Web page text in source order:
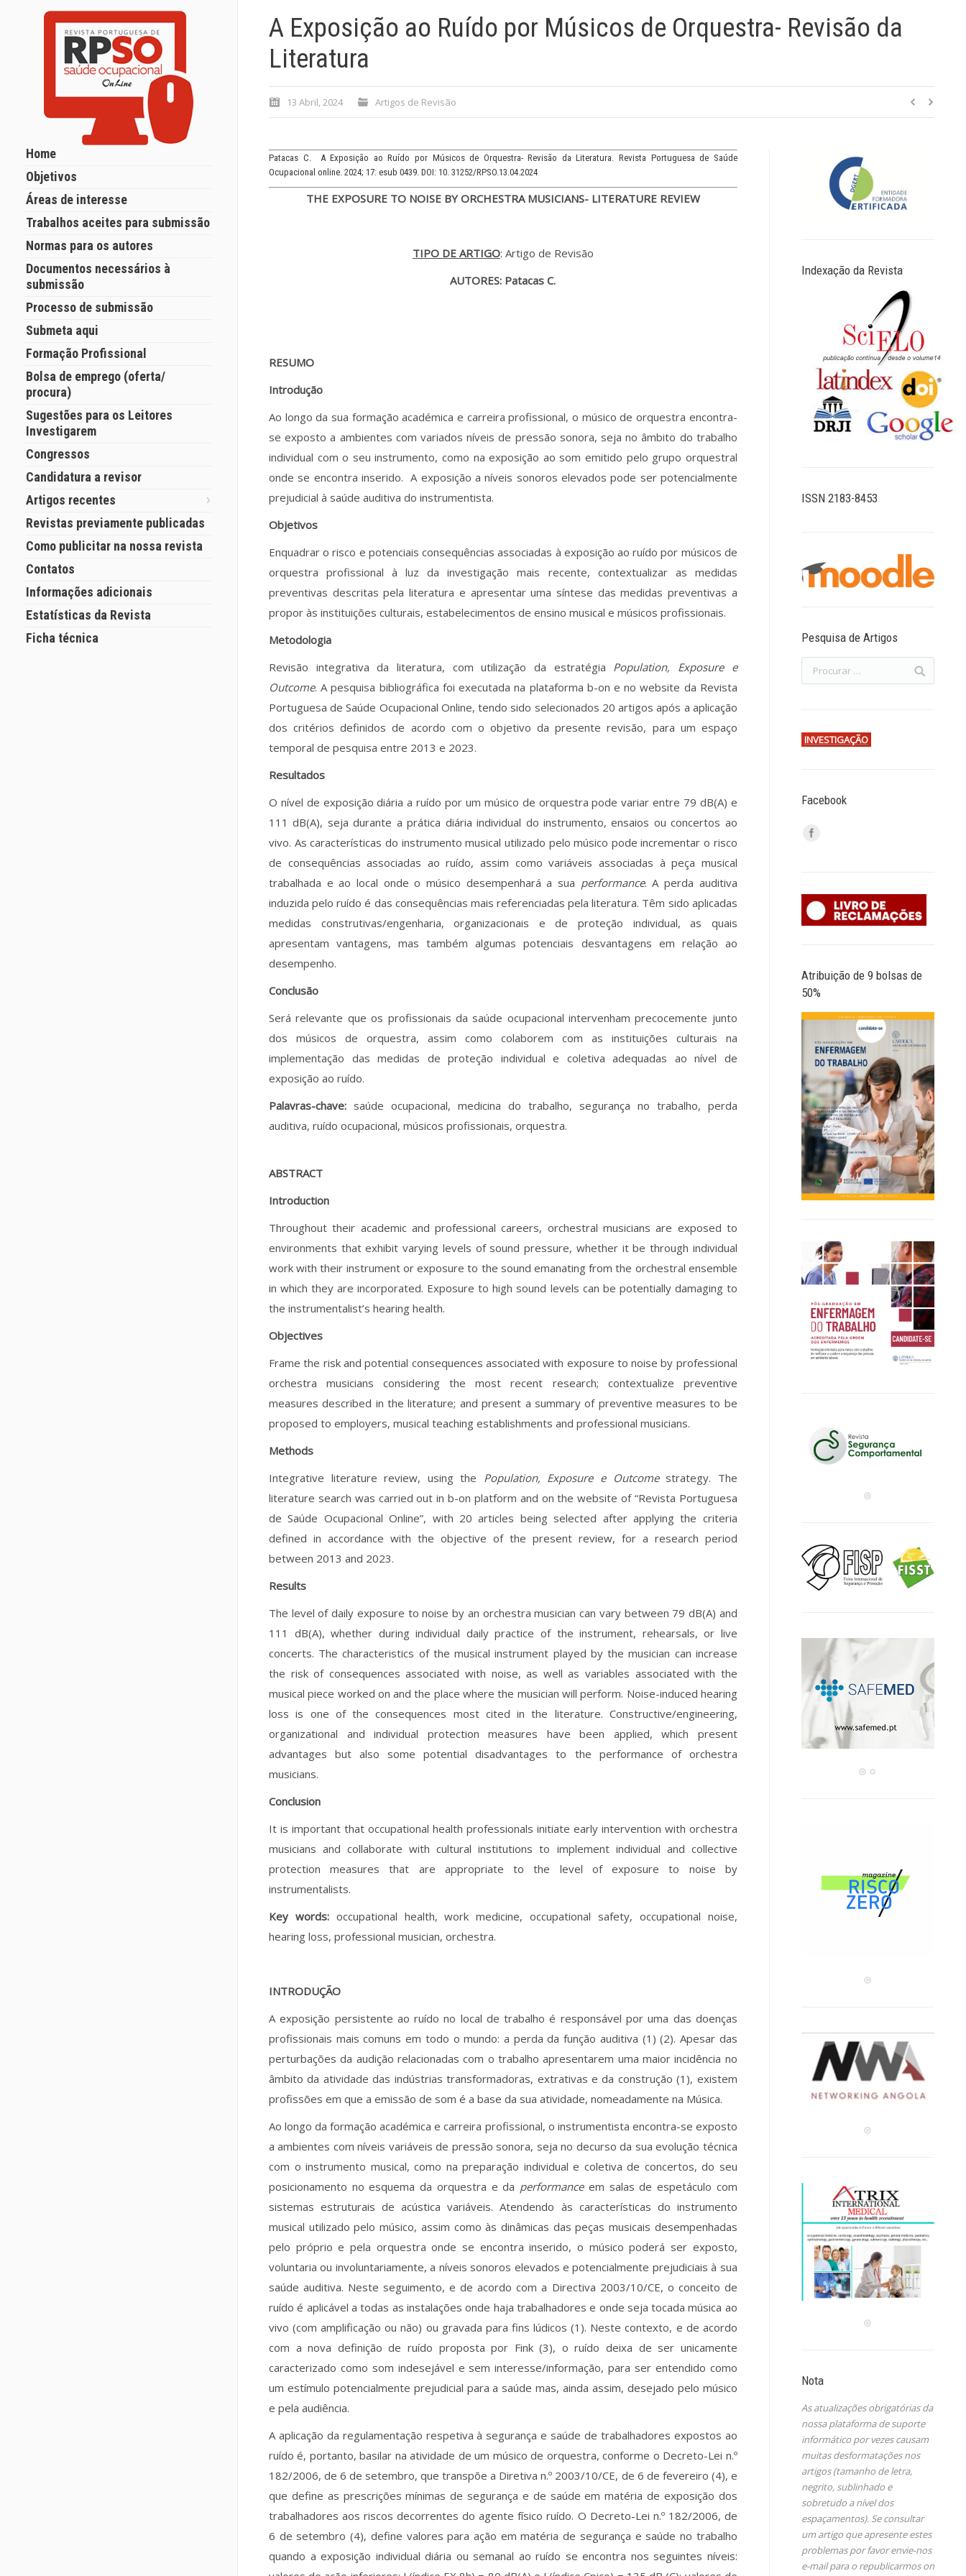
Home
Objetivos
Áreas de interesse
Trabalhos aceites para submissão
Normas para os autores
Documentos necessários à
submissão
Processo de submissão
Submeta aqui
Formação Profissional
Bolsa de emprego (oferta/
procura)
Sugestões para os Leitores
Investigarem
Congressos
Candidatura a revisor
Artigos recentes
Revistas previamente publicadas
Como publicitar na nossa revista
Contatos
Informações adicionais
Estatísticas da Revista
Ficha técnica
A Exposição ao Ruído por Músicos de Orquestra- Revisão da
Literatura
13 Abril, 2024 Artigos de Revisão
Patacas C. A Exposição ao Ruído por Músicos de Orquestra- Revisão da Literatura. Revista Portuguesa de Saúde
Ocupacional online. 2024; 17: esub 0439. DOI: 10. 31252/RPSO.13.04.2024
THE EXPOSURE TO NOISE BY ORCHESTRA MUSICIANS- LITERATURE REVIEW
TIPO DE ARTIGO: Artigo de Revisão
AUTORES: Patacas C.
RESUMO
Introdução
Ao longo da sua formação académica e carreira profissional, o músico de orquestra encontra-
se exposto a ambientes com variados níveis de pressão sonora, seja no âmbito do trabalho
individual com o seu instrumento, como na exposição ao som emitido pelo grupo orquestral
onde se encontra inserido. A exposição a níveis sonoros elevados pode ser potencialmente
prejudicial à saúde auditiva do instrumentista.
Objetivos
Enquadrar o risco e potenciais consequências associadas à exposição ao ruído por músicos de
orquestra profissional à luz da investigação mais recente, contextualizar as medidas
preventivas descritas pela literatura e apresentar uma síntese das medidas preventivas a
propor às instituições culturais, estabelecimentos de ensino musical e músicos profissionais.
Metodologia
Revisão integrativa da literatura, com utilização da estratégia Population, Exposure e
Outcome. A pesquisa bibliográfica foi executada na plataforma b-on e no website da Revista
Portuguesa de Saúde Ocupacional Online, tendo sido selecionados 20 artigos após a aplicação
dos critérios definidos de acordo com o objetivo da presente revisão, para um espaço
temporal de pesquisa entre 2013 e 2023.
Resultados
O nível de exposição diária a ruído por um músico de orquestra pode variar entre 79 dB(A) e
111 dB(A), seja durante a prática diária individual do instrumento, ensaios ou concertos ao
vivo. As características do instrumento musical utilizado pelo músico pode incrementar o risco
de consequências associadas ao ruído, assim como variáveis associadas à peça musical
trabalhada e ao local onde o músico desempenhará a sua performance. A perda auditiva
induzida pelo ruído é das consequências mais referenciadas pela literatura. Têm sido aplicadas
medidas construtivas/engenharia, organizacionais e de proteção individual, as quais
apresentam vantagens, mas também algumas potenciais desvantagens em relação ao
desempenho.
Conclusão
Será relevante que os profissionais da saúde ocupacional intervenham precocemente junto
dos músicos de orquestra, assim como colaborem com as instituições culturais na
implementação das medidas de proteção individual e coletiva adequadas ao nível de
exposição ao ruído.
Palavras-chave: saúde ocupacional, medicina do trabalho, segurança no trabalho, perda
auditiva, ruído ocupacional, músicos profissionais, orquestra.
ABSTRACT
Introduction
Throughout their academic and professional careers, orchestral musicians are exposed to
environments that exhibit varying levels of sound pressure, whether it be through individual
work with their instrument or exposure to the sound emanating from the orchestral ensemble
in which they are incorporated. Exposure to high sound levels can be potentially damaging to
the instrumentalist’s hearing health.
Objectives
Frame the risk and potential consequences associated with exposure to noise by professional
orchestra musicians considering the most recent research; contextualize preventive
measures described in the literature; and present a summary of preventive measures to be
proposed to employers, musical teaching establishments and professional musicians.
Methods
Integrative literature review, using the Population, Exposure e Outcomestrategy. The
literature search was carried out in b-on platform and on the website of “Revista Portuguesa
de Saúde Ocupacional Online”, with 20 articles being selected after applying the criteria
defined in accordance with the objective of the present review, for a research period
between 2013 and 2023.
Results
The level of daily exposure to noise by an orchestra musician can vary between 79 dB(A) and
111 dB(A), whether during individual daily practice of the instrument, rehearsals, or live
concerts. The characteristics of the musical instrument played by the musician can increase
the risk of consequences associated with noise, as well as variables associated with the
musical piece worked on and the place where the musician will perform. Noise-induced hearing
loss is one of the consequences most cited in the literature. Constructive/engineering,
organizational and individual protection measures have been applied, which present
advantages but also some potential disadvantages to the performance of orchestra
musicians.
Conclusion
It is important that occupational health professionals initiate early intervention with orchestra
musicians and collaborate with cultural institutions to implement individual and collective
protection measures that are appropriate to the level of exposure to noise by
instrumentalists.
Key words: occupational health, work medicine, occupational safety, occupational noise,
hearing loss, professional musician, orchestra.
INTRODUÇÃO
A exposição persistente ao ruído no local de trabalho é responsável por uma das doenças
profissionais mais comuns em todo o mundo: a perda da função auditiva (1) (2). Apesar das
perturbações da audição relacionadas com o trabalho apresentarem uma maior incidência no
âmbito da atividade das indústrias transformadoras, extrativas e da construção (1), existem
profissões em que a emissão de som é a base da sua atividade, nomeadamente na Música.
Ao longo da formação académica e carreira profissional, o instrumentista encontra-se exposto
a ambientes com níveis variáveis de pressão sonora, seja no decurso da sua evolução técnica
com o instrumento musical, como na preparação individual e coletiva de concertos, do seu
posicionamento no esquema da orquestra e da performanceem salas de espetáculo com
sistemas estruturais de acústica variáveis. Atendendo às características do instrumento
musical utilizado pelo músico, assim como às dinâmicas das peças musicais desempenhadas
pelo próprio e pela orquestra onde se encontra inserido, o músico poderá ser exposto,
voluntaria ou involuntariamente, a níveis sonoros elevados e potencialmente prejudiciais à sua
saúde auditiva. Neste seguimento, e de acordo com a Directiva 2003/10/CE, o conceito de
ruído é aplicável a todas as instalações onde haja trabalhadores e onde seja tocada música ao
vivo (com amplificação ou não) ou gravada para fins lúdicos (1). Neste contexto, e de acordo
com a nova definição de ruído proposta por Fink (3), o ruído deixa de ser unicamente
caracterizado como som indesejável e sem interesse/informação, para ser entendido como
um estímulo potencialmente prejudicial para a saúde mas, ainda assim, desejado pelo músico
e pela audiência.
A aplicação da regulamentação respetiva à segurança e saúde de trabalhadores expostos ao
ruído é, portanto, basilar na atividade de um músico de orquestra, conforme o Decreto-Lei n.º
182/2006, de 6 de setembro, que transpõe a Diretiva n.º 2003/10/CE, de 6 de fevereiro (4), e
que define as prescrições mínimas de segurança e de saúde em matéria de exposição dos
trabalhadores aos riscos decorrentes do agente físico ruído. O Decreto-Lei n.º 182/2006, de
6 de setembro (4), define valores para ação em matéria de segurança e saúde no trabalho
quando a exposição individual diária ou semanal ao ruído se encontra nos seguintes níveis:
Indexação da Revista
ISSN 2183-8453
Pesquisa de Artigos
INVESTIGAÇÃO
Facebook
Atribuição de 9 bolsas de
50%
Nota
As atualizações obrigatórias da
nossa plataforma de suporte
informático por vezes causam
muitas desformatações nos
artigos (tamanho de letra,
negrito, sublinhado e
sobretudo a nível dos
espaçamentos). Se consultar
um artigo que apresente estes
problemas por favor envie-nos
e-mail para o republicarmos on